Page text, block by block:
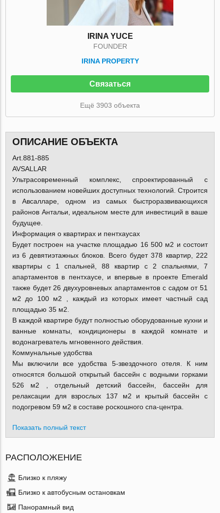
IRINA YUCE
FOUNDER
IRINA PROPERTY
Связаться
Ещё 3903 объекта
ОПИСАНИЕ ОБЪЕКТА
Art.881-885
AVSALLAR
Ультрасовременный комплекс, спроектированный с
использованием новейших доступных технологий. Cтроится
в Авсалларе, одном из самых быстроразвивающихся
районов Антальи, идеальном месте для инвестиций в ваше
будущее.
Информация о квартирах и пентхаусах
Будет построен на участке площадью 16 500 м2 и состоит
из 6 девятиэтажных блоков. Всего будет 378 квартир, 222
квартиры с 1 спальней, 88 квартир с 2 спальнями, 7
апартаментов в пентхаусе, и впервые в проекте Emerald
также будет 26 двухуровневых апартаментов с садом от 51
м2 до 100 м2 , каждый из которых имеет частный сад
площадью 35 м2.
В каждой квартире будут полностью оборудованные кухни и
ванные комнаты, кондиционеры в каждой комнате и
водонагреватель мгновенного действия.
Коммунальные удобства
Мы включили все удобства 5-звездочного отеля. К ним
относятся большой открытый бассейн с водными горками
526 м2 , отдельный детский бассейн, бассейн для
релаксации для взрослых 137 м2 и крытый бассейн с
подогревом 59 м2 в составе роскошного спа-центра.
Показать полный текст
РАСПОЛОЖЕНИЕ
Близко к пляжу
Близко к автобусным остановкам
Панорамный вид